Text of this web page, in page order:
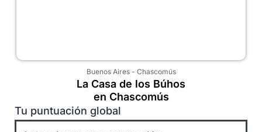
Buenos Aires- Chascomús
La Casa de los Búhos
en Chascomús
Tu puntuación global